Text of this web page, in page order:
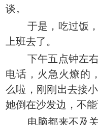
谈。
于是，吃过饭
上班去了。
下午五点钟左
电话，火急火燎的
么啦，刚刚出去接
她倒在沙发边，不
电脑都来不及